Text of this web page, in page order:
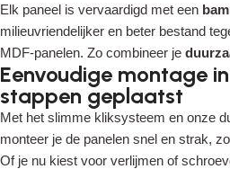
Elk paneel is vervaardigd met een
milieuvriendelijker en beter bestand
MDF-panelen. Zo combineer je
Eenvoudige montage
stappen geplaatst
Read More
Met het slimme kliksysteem en onze
monteer je de panelen snel en strak,
Of je nu kiest voor verlijmen of